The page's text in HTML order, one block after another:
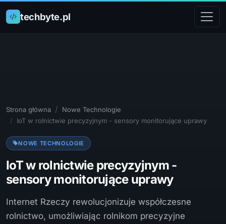
techbyte.pl
Strona główna
Nowe Technologie
IoT w rolnictwie precyzyjnym - sensory monitorujące uprawy
NOWE TECHNOLOGIE
IoT w rolnictwie precyzyjnym -
sensory monitorujące uprawy
Internet Rzeczy rewolucjonizuje współczesne
rolnictwo, umożliwiając rolnikom precyzyjne